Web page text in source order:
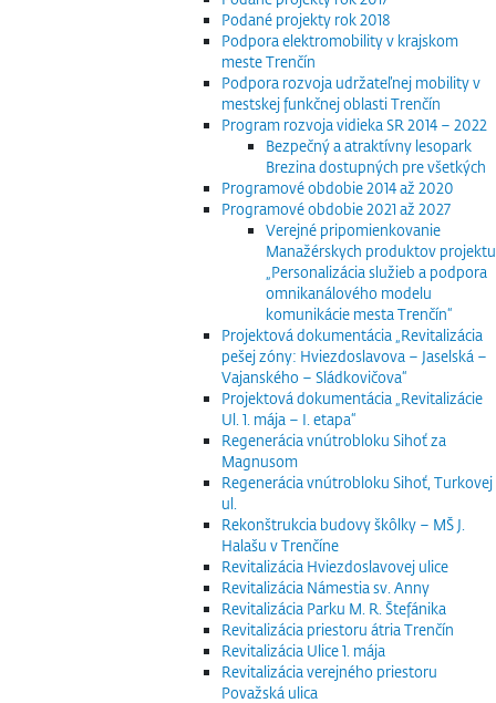
Podané projekty rok 2018
Podpora elektromobility v krajskom
meste Trenčín
Podpora rozvoja udržateľnej mobility v
mestskej funkčnej oblasti Trenčín
Program rozvoja vidieka SR 2014 – 2022
Bezpečný a atraktívny lesopark
Brezina dostupných pre všetkých
Programové obdobie 2014 až 2020
Programové obdobie 2021 až 2027
Verejné pripomienkovanie
Manažérskych produktov projektu
„Personalizácia služieb a podpora
omnikanálového modelu
komunikácie mesta Trenčín“
Projektová dokumentácia „Revitalizácia
pešej zóny: Hviezdoslavova – Jaselská –
Vajanského – Sládkovičova“
Projektová dokumentácia „Revitalizácie
Ul. 1. mája – I. etapa“
Regenerácia vnútrobloku Sihoť za
Magnusom
Regenerácia vnútrobloku Sihoť, Turkovej
ul.
Rekonštrukcia budovy škôlky – MŠ J.
Halašu v Trenčíne
Revitalizácia Hviezdoslavovej ulice
Revitalizácia Námestia sv. Anny
Revitalizácia Parku M. R. Štefánika
Revitalizácia priestoru átria Trenčín
Revitalizácia Ulice 1. mája
Revitalizácia verejného priestoru
Považská ulica